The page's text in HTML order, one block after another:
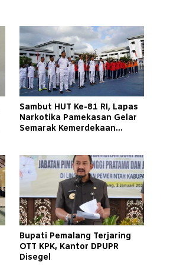
Sambut HUT Ke-81 RI, Lapas
Narkotika Pamekasan Gelar
Semarak Kemerdekaan
Bupati Pemalang Terjaring
OTT KPK, Kantor DPUPR
Disegel